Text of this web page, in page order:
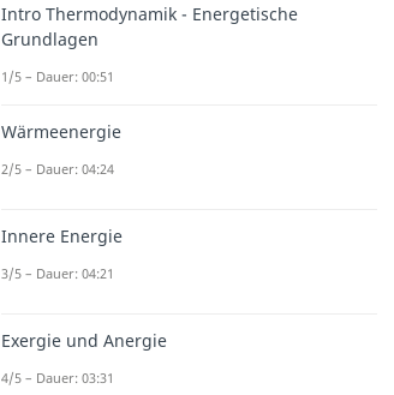
Intro Thermodynamik - Energetische
Grundlagen
1/5 – Dauer: 00:51
Wärmeenergie
2/5 – Dauer: 04:24
Innere Energie
3/5 – Dauer: 04:21
Exergie und Anergie
4/5 – Dauer: 03:31